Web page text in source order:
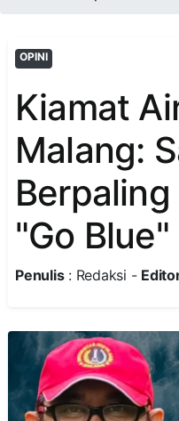
OPINI
Kiamat
Malang:
Berpaling
"Go Blue"
Penulis: Redaksi -